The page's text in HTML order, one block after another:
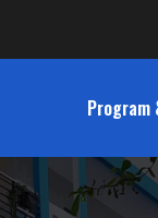
Program